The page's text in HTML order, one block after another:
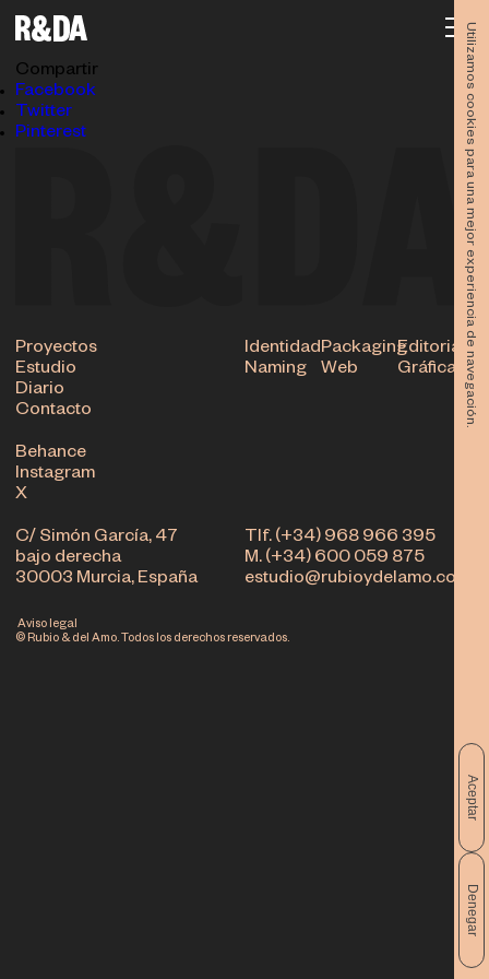
Utilizamos cookies para una mejor experiencia de navegación.
Aceptar
Denegar
30.01.2018
Compartir
Facebook
Twitter
Pinterest
Tlf. (+34) 968 966 395
M. (+34) 600 059 875
estudio@rubioydelamo.com
C/ Simón García, 47
bajo derecha
30003 Murcia, España
Proyectos
Estudio
Diario
Contacto
IdentidadPackagingEditorial
Naming
Web Gráfica
Behance
Instagram
X
© Rubio & del Amo. Todos los derechos reservados.
Aviso legal